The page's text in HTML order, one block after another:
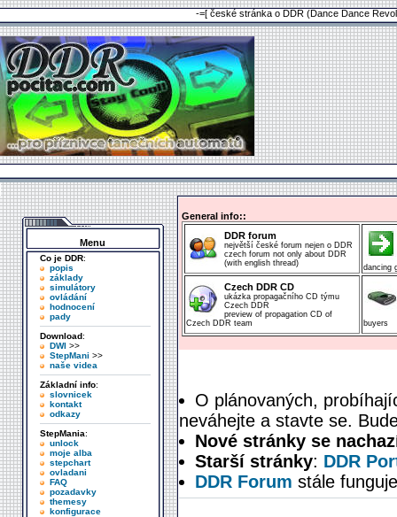
-=[ české stránka o DDR (Dance Dance
Menu
Co je DDR:
popis
základy
simulátory
ovládání
hodnocení
pady
Download:
DWI>>
StepMani >>
naše videa
Základní info:
slovnicek
kontakt
odkazy
StepMania:
unlock
moje alba
stepchart
ovladani
FAQ
pozadavky
themesy
konfigurace
General info::
DDR forum
největší české forum nejen o DDR
czech forum not only about DDR
(with english thread)
dancing
Czech DDR CD
ukázka propagačního CD týmu
Czech DDR
preview of propagation CD of
Czech DDR team
buyers
O plánovaných,
neváhejte a stavte se.
Nové stránky se
Starší stránky: DDR
DDR Forum stále